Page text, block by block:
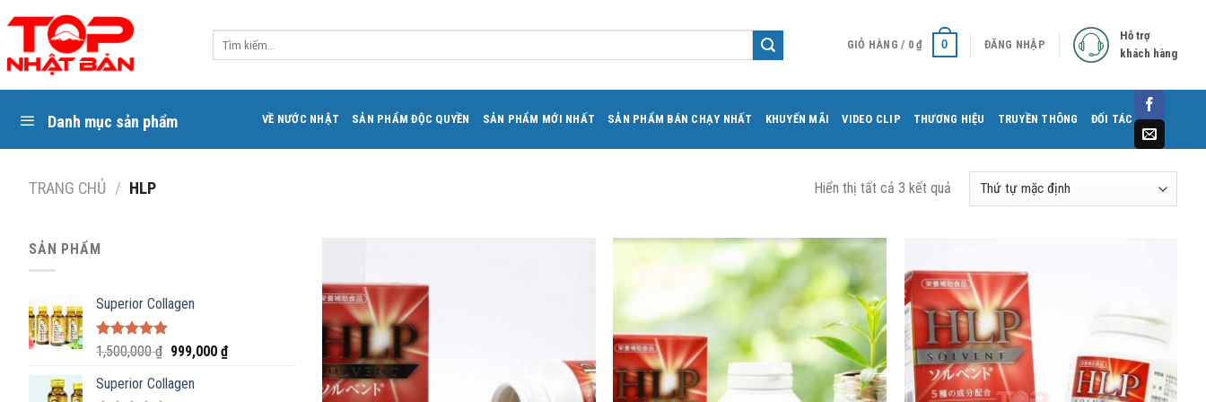
to
content
GIỎ HÀNG / 0₫ 0 ĐĂNG NHẬP
Hỗ trợ
khách hàng
Danh mục sản phẩm VỀ NƯỚC NHẬT SẢN PHẨM ĐỘC QUYỀN SẢN PHẨM MỚI NHẤT SẢN PHẨM BÁN CHẠY NHẤT KHUYẾN MÃI VIDEO CLIP THƯƠNG HIỆU TRUYỀN THÔNG ĐỐI TÁC
TRANG CHỦ / HLP Hiển thị tất cả 3 kết quả
SẢN PHẨM
Superior Collagen
Được xếp
5
sao
1,500,000₫ 999,000 ₫
Superior Collagen